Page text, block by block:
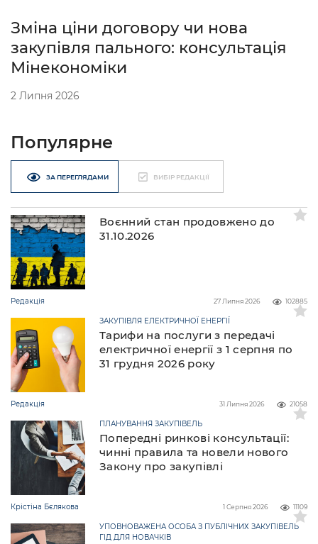
Зміна ціни договору чи нова
закупівля пального: консультація
Мінекономіки
2 Липня 2026
Популярне
ЗА ПЕРЕГЛЯДАМИ ВИБІР РЕДАКЦІЇ
Воєнний стан продовжено до
31.10.2026
Редакція 102885
27 Липня 2026
Тарифи на послуги з передачі
електричної енергії з 1 серпня по
31 грудня 2026 року
ЗАКУПІВЛЯ ЕЛЕКТРИЧНОЇ ЕНЕРГІЇ
Редакція 21058
31 Липня 2026
Попередні ринкові консультації:
чинні правила та новели нового
Закону про закупівлі
ПЛАНУВАННЯ ЗАКУПІВЕЛЬ
Крістіна Бєлякова 11109
1 Серпня 2026
УПОВНОВАЖЕНА ОСОБА З ПУБЛІЧНИХ ЗАКУПІВЕЛЬ
ГІД ДЛЯ НОВАЧКІВ